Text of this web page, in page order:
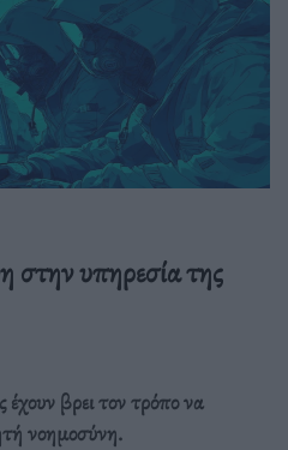
στην υπηρεσία της
έχουν βρει τον τρόπο να
νοημοσύνη.